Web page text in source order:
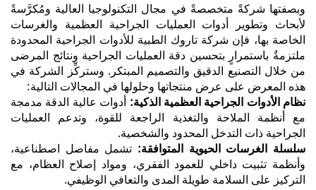
وبصفتها شركةً متخصصةً في مجال التكنولوجيا العالية ومُكرَّسةً
لأبحاث وتطوير أدوات العمليات الجراحية العظمية والغرسات
الخاصة بها، فإن شركة تاروك الطبية للأدوات الجراحية المحدودة
ملتزمةٌ باستمرارٍ بتحسين دقة العمليات الجراحية ونتائج المرضى
من خلال التصنيع الدقيق والتصميم المبتكر. وستركِّز الشركة في
هذه المعرض على عرض منتجاتها وحلولها في المجالات التالية:
نظام الأدوات الجراحية العظمية الذكية: أدوات عالية الدقة مدمجة
مع أنظمة الملاحة والتغذية الراجعة للقوة، وتدعم العمليات
الجراحية ذات التدخل المحدود والشخصية.
سلسلة الغرسات الحيوية المتوافقة: تشمل مفاصل اصطناعية،
وأنظمة تثبيت داخلي للعمود الفقري، ومواد إصلاح العظام، مع
التركيز على السلامة طويلة المدى والتعافي الوظيفي.